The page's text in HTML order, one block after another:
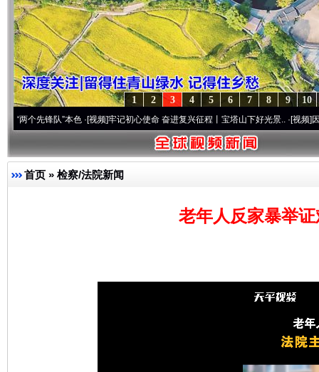
10
9
8
7
6
5
4
3
2
1
锋队”本色·[视频]牢记初心使命 奋进复兴征程丨宝塔山下好光景..·[视频]因党而生
首页 » 检察/法院新闻
老年人反家暴举